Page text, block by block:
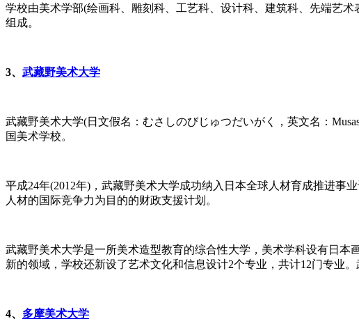
学校由美术学部(绘画科、雕刻科、工艺科、设计科、建筑科、先端艺
组成。
3、 武藏野美术大学
武藏野美术大学(日文假名：むさしのびじゅつだいがく，英文名：
国美术学校。
平成24年(2012年)，武藏野美术大学成功纳入日本全球人材育成推进
人材的国际竞争力为目的的财政支援计划。
武藏野美术大学是一所美术造型教育的综合性大学，美术学科设有日
新的领域，学校还新设了艺术文化和信息设计2个专业，共计12门专业
4、 多摩美术大学